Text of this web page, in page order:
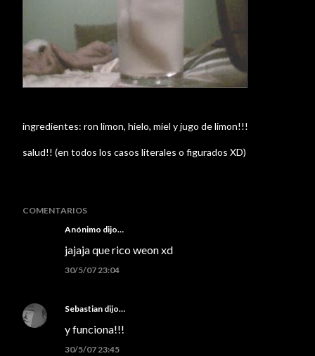
ingredientes: ron limon, hielo, miel y jugo de limon!!!
salud!! (en todos los casos literales o figurados XD)
COMENTARIOS
Anónimo dijo…
jajaja que rico weon xd
30/5/07 23:04
Sebastian dijo…
y funciona!!!
30/5/07 23:45